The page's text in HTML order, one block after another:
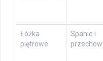
Łóżka
piętrowe
Spanie i